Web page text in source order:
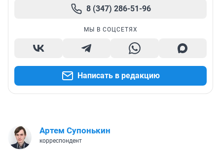
8 (347) 286-51-96
МЫ В СОЦСЕТЯХ
Написать в редакцию
Артем Супонькин
корреспондент